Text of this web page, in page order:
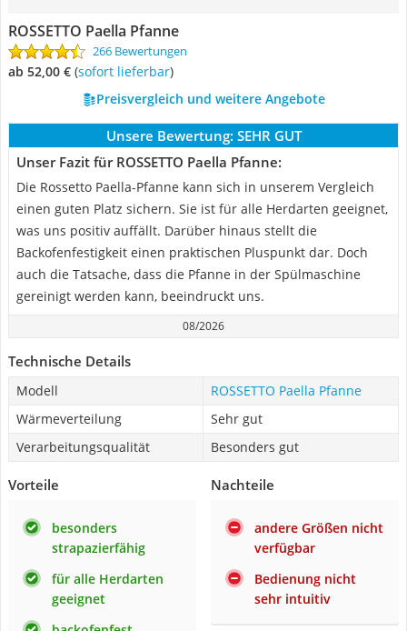
ROSSETTO Paella Pfanne
266 Bewertungen
ab 52,00 € ( Sofort lieferbar)
Preisvergleich und weitere Angebote
Unsere Bewertung: SEHR GUT
Unser Fazit für ROSSETTO Paella Pfanne:
Die Rossetto Paella-Pfanne kann sich in unserem Vergleich
einen guten Platz sichern. Sie ist für alle Herdarten geeignet,
was uns positiv auffällt. Darüber hinaus stellt die
Backofenfestigkeit einen praktischen Pluspunkt dar. Doch
auch die Tatsache, dass die Pfanne in der Spülmaschine
gereinigt werden kann, beeindruckt uns.
08/2026
Technische Details
Modell
ROSSETTO Paella Pfanne
Wärmeverteilung
Sehr gut
Verarbeitungsqualität
Besonders gut
Vorteile
besonders
strapazierfähig
für alle Herdarten
geeignet
Nachteile
andere Größen nicht
verfügbar
Bedienung nicht
sehr intuitiv